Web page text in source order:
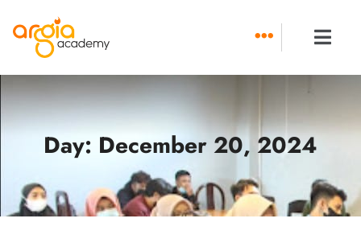
content
Day: December 20, 2024